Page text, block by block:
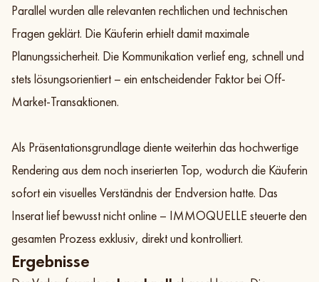
Parallel wurden alle relevanten rechtlichen und technischen
Fragen geklärt. Die Käuferin erhielt damit maximale
Planungssicherheit. Die Kommunikation verlief eng, schnell und
stets lösungsorientiert – ein entscheidender Faktor bei Off-
Market-Transaktionen.
Als Präsentationsgrundlage diente weiterhin das hochwertige
Rendering aus dem noch inserierten Top, wodurch die Käuferin
sofort ein visuelles Verständnis der Endversion hatte. Das
Inserat lief bewusst nicht online – IMMOQUELLE steuerte den
gesamten Prozess exklusiv, direkt und kontrolliert.
Ergebnisse